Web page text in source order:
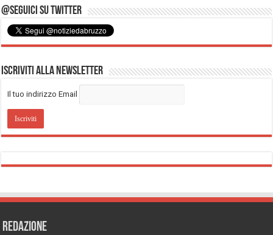
@Seguici su Twitter
Iscriviti alla Newsletter
Il tuo indirizzo Email
REDAZIONE